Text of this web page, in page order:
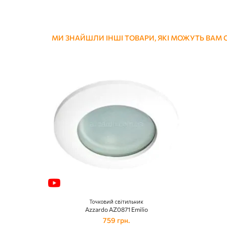
МИ ЗНАЙШЛИ ІНШІ ТОВАРИ, ЯКІ МОЖУТЬ ВАМ
Точковий світильник
Azzardo AZ0871 Emilio
759 грн.